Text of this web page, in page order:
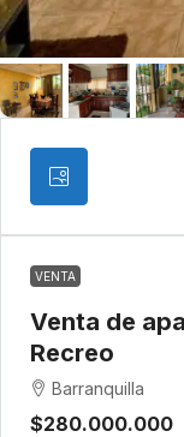
VENTA
Venta de
Recreo
Barranquilla
$280.000.000